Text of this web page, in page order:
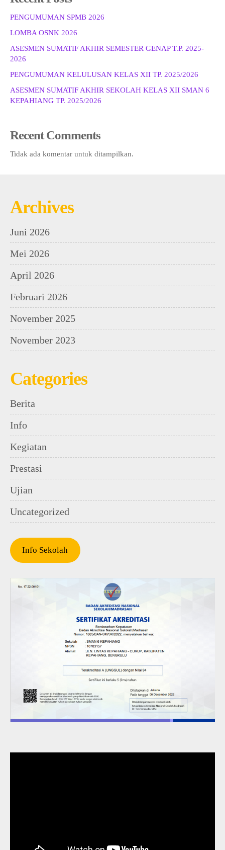
PENGUMUMAN SPMB 2026
LOMBA OSNK 2026
ASESMEN SUMATIF AKHIR SEMESTER GENAP T.P. 2025-
2026
PENGUMUMAN KELULUSAN KELAS XII TP. 2025/2026
ASESMEN SUMATIF AKHIR SEKOLAH KELAS XII SMAN 6
KEPAHIANG TP. 2025/2026
Recent Comments
Tidak ada komentar untuk ditampilkan.
Archives
Juni 2026
Mei 2026
April 2026
Februari 2026
November 2025
November 2023
Categories
Berita
Info
Kegiatan
Prestasi
Ujian
Uncategorized
Info Sekolah